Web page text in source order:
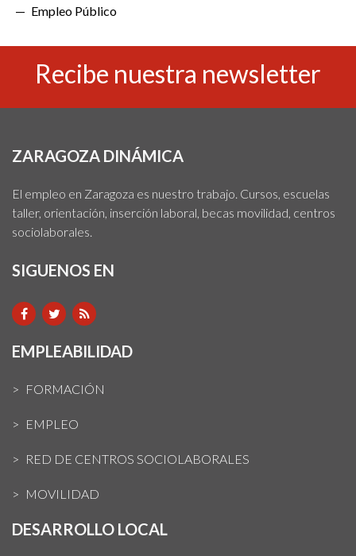
Empleo Público
Recibe nuestra newsletter
ZARAGOZA DINÁMICA
El empleo en Zaragoza es nuestro trabajo. Cursos, escuelas
taller, orientación, inserción laboral, becas movilidad, centros
sociolaborales.
SIGUENOS EN
EMPLEABILIDAD
FORMACIÓN
EMPLEO
RED DE CENTROS SOCIOLABORALES
MOVILIDAD
DESARROLLO LOCAL